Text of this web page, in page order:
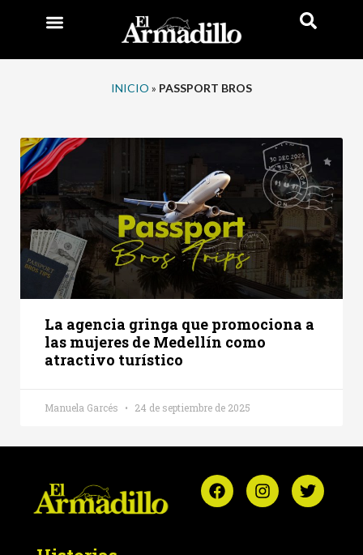
INICIO » PASSPORT BROS
La agencia gringa que promociona a
las mujeres de Medellín como
atractivo turístico
Manuela Garcés 24 de septiembre de 2025